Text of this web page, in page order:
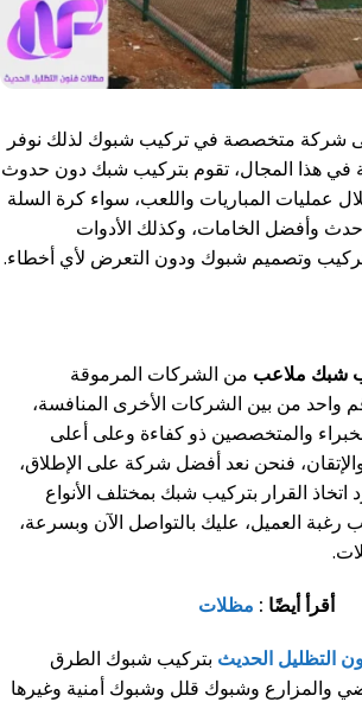
شركة متخصصة في تركيب شبوك لذلك نوفر
في هذا المجال، تقوم بتركيب شبك دون حدوث
عمليات المباريات واللعب، سواء كرة السلة
وأفضل الخامات، وكذلك الأدوات
تركيب وتصميم شبوك ودون التعرض لأي أخطاء.
شبك ملاعب من الشركات المرموقة
واحد من بين الشركات الأخرى المنافسة،
والمتخصصين ذو كفاءة وعلى أعلى
فنحن نعد أفضل شركة على الإطلاق،
اتخاذ القرار بتركيب شبك بمختلف الأنواع
العميل، عليك بالتواصل الآن وبسرعة،
أقرأ أيضًا : مظلات
التظليل الحديث بتركيب شبوك الطرق
والمزارع وشبوك قلل وشبوك أمنية وغيرها